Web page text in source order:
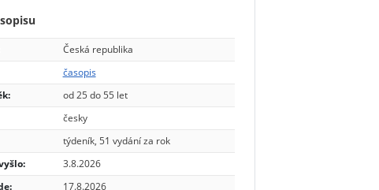
Česká republika
časopis
od 25 do 55 let
česky
týdeník, 51 vydání za rok
3.8.2026
17.8.2026